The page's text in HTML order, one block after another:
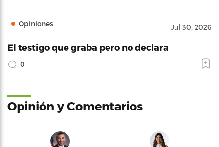
Opiniones Jul 30, 2026
El testigo que graba pero no declara
0
Opinión y Comentarios